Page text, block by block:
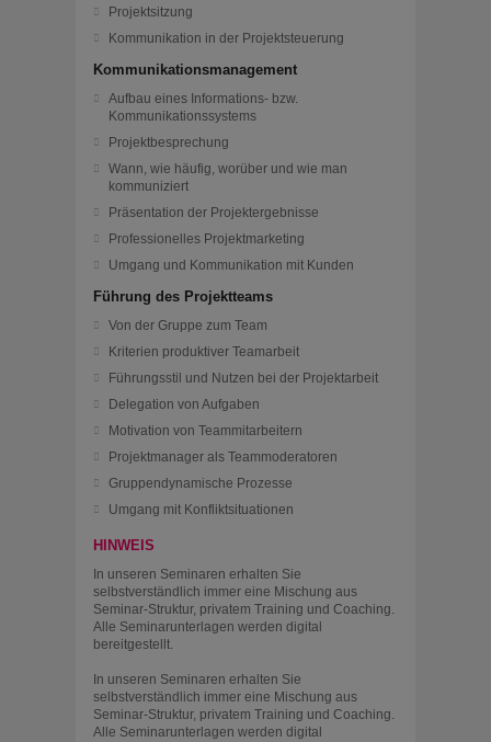
Projektsitzung
Kommunikation in der Projektsteuerung
Kommunikationsmanagement
Aufbau eines Informations- bzw.
Kommunikationssystems
Projektbesprechung
Wann, wie häufig, worüber und wie man
kommuniziert
Präsentation der Projektergebnisse
Professionelles Projektmarketing
Umgang und Kommunikation mit Kunden
Führung des Projektteams
Von der Gruppe zum Team
Kriterien produktiver Teamarbeit
Führungsstil und Nutzen bei der Projektarbeit
Delegation von Aufgaben
Motivation von Teammitarbeitern
Projektmanager als Teammoderatoren
Gruppendynamische Prozesse
Umgang mit Konfliktsituationen
HINWEIS
In unseren Seminaren erhalten Sie
selbstverständlich immer eine Mischung aus
Seminar-Struktur, privatem Training und Coaching.
Alle Seminarunterlagen werden digital
bereitgestellt.
In unseren Seminaren erhalten Sie
selbstverständlich immer eine Mischung aus
Seminar-Struktur, privatem Training und Coaching.
Alle Seminarunterlagen werden digital